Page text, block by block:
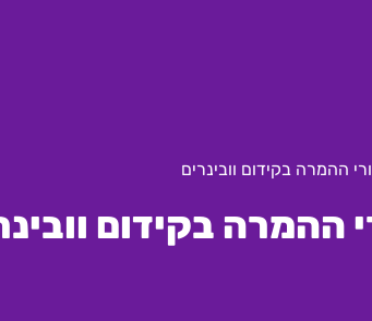
ההמרה בקידום וובינרים
בקידום